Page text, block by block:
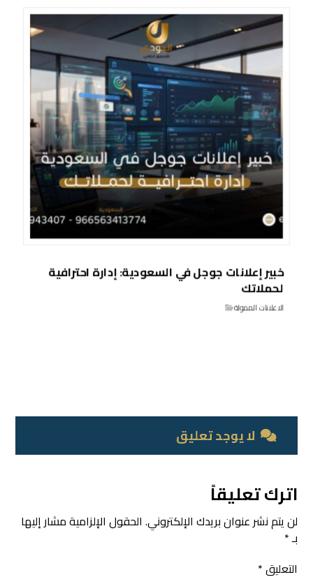
خبير إعلانات جوجل في السعودية: إدارة احترافية
لحملاتك
الاعلانات الممولة
لا يوجد تعليق
اترك تعليقاً
لن يتم نشر عنوان بريدك الإلكتروني. الحقول الإلزامية مشار إليها
بـ*
التعليق*